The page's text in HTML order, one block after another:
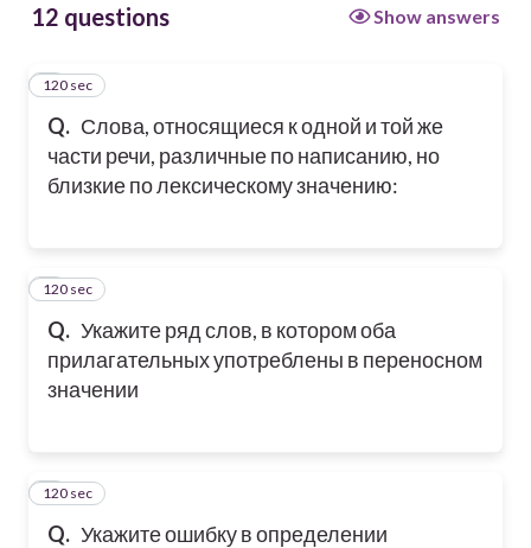
12 questions Show answers
Q. Слова, относящиеся к одной и той же
части речи, различные по написанию, но
близкие по лексическому значению:
1
120 sec
Q. Укажите ряд слов, в котором оба
прилагательных употреблены в переносном
значении
2
120 sec
Q. Укажите ошибку в определении
3
120 sec